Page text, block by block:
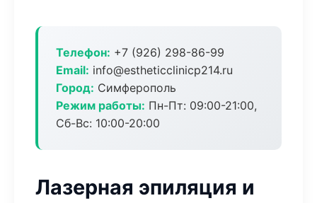
Телефон: +7 (926) 298-86-99
Email: info@estheticclinicp214.ru
Город: Симферополь
Режим работы: Пн-Пт: 09:00-21:00,
Сб-Вс: 10:00-20:00
Лазерная эпиляция и